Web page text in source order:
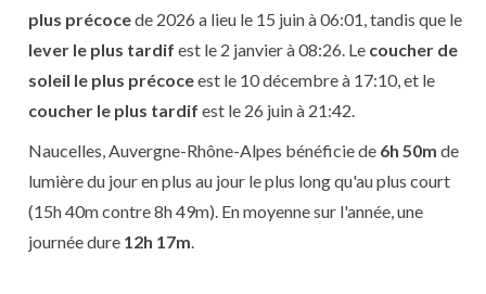
plus précocede 2026 a lieu le 15 juin à 06:01, tandis que le
lever le plus tardif est le 2 janvier à 08:26. Le coucher de
soleil le plus précoceest le 10 décembre à 17:10, et le
coucher le plus tardif est le 26 juin à 21:42.
Naucelles, Auvergne-Rhône-Alpes bénéficie de 6h 50m de
lumière du jour en plus au jour le plus long qu'au plus court
(15h 40m contre 8h 49m). En moyenne sur l'année, une
journée dure 12h 17m